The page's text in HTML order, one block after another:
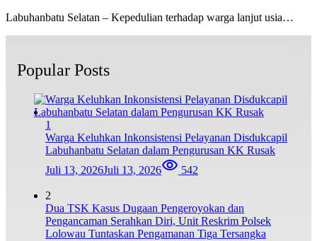
Labuhanbatu Selatan – Kepedulian terhadap warga lanjut usia…
Popular Posts
1
Warga Keluhkan Inkonsistensi Pelayanan Disdukcapil
Labuhanbatu Selatan dalam Pengurusan KK Rusak
Juli 13, 2026Juli 13, 2026 542
2
Dua TSK Kasus Dugaan Pengeroyokan dan
Pengancaman Serahkan Diri, Unit Reskrim Polsek
Lolowau Tuntaskan Pengamanan Tiga Tersangka